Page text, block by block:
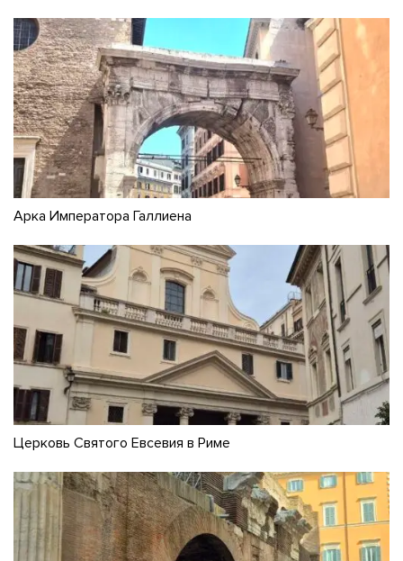
Арка Императора Галлиена
Церковь Святого Евсевия в Риме